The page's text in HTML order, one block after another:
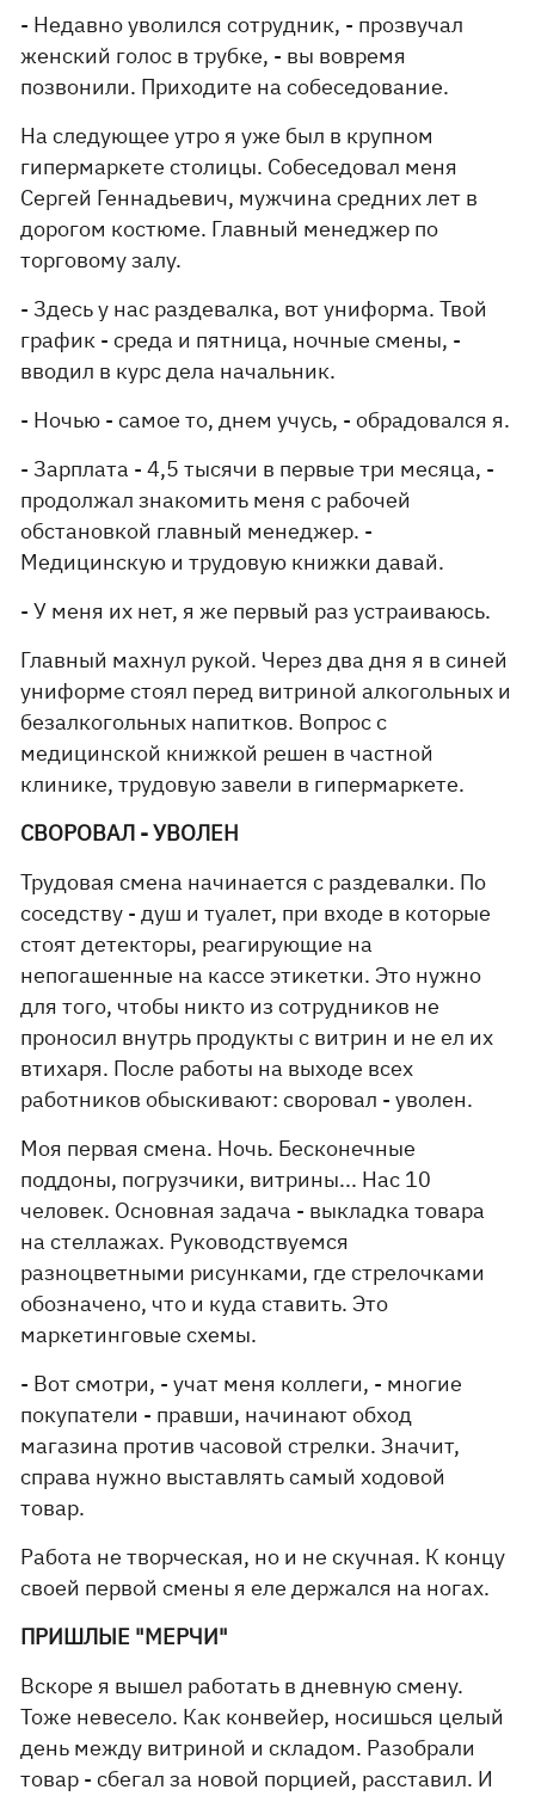
- Недавно уволился сотрудник, - прозвучал
женский голос в трубке, - вы вовремя
позвонили. Приходите на собеседование.
На следующее утро я уже был в крупном
гипермаркете столицы. Собеседовал меня
Сергей Геннадьевич, мужчина средних лет в
дорогом костюме. Главный менеджер по
торговому залу.
- Здесь у нас раздевалка, вот униформа. Твой
график - среда и пятница, ночные смены, -
вводил в курс дела начальник.
- Ночью - самое то, днем учусь, - обрадовался я.
- Зарплата - 4,5 тысячи в первые три месяца, -
продолжал знакомить меня с рабочей
обстановкой главный менеджер. -
Медицинскую и трудовую книжки давай.
- У меня их нет, я же первый раз устраиваюсь.
Главный махнул рукой. Через два дня я в синей
униформе стоял перед витриной алкогольных и
безалкогольных напитков. Вопрос с
медицинской книжкой решен в частной
клинике, трудовую завели в гипермаркете.
СВОРОВАЛ - УВОЛЕН
Трудовая смена начинается с раздевалки. По
соседству - душ и туалет, при входе в которые
стоят детекторы, реагирующие на
непогашенные на кассе этикетки. Это нужно
для того, чтобы никто из сотрудников не
проносил внутрь продукты с витрин и не ел их
втихаря. После работы на выходе всех
работников обыскивают: своровал - уволен.
Моя первая смена. Ночь. Бесконечные
поддоны, погрузчики, витрины... Нас 10
человек. Основная задача - выкладка товара
на стеллажах. Руководствуемся
разноцветными рисунками, где стрелочками
обозначено, что и куда ставить. Это
маркетинговые схемы.
- Вот смотри, - учат меня коллеги, - многие
покупатели - правши, начинают обход
магазина против часовой стрелки. Значит,
справа нужно выставлять самый ходовой
товар.
Работа не творческая, но и не скучная. К концу
своей первой смены я еле держался на ногах.
ПРИШЛЫЕ "МЕРЧИ"
Вскоре я вышел работать в дневную смену.
Тоже невесело. Как конвейер, носишься целый
день между витриной и складом. Разобрали
товар - сбегал за новой порцией, расставил. И